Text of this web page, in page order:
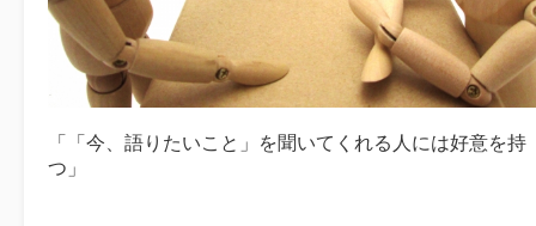
「「今、語りたいこと」を聞いてくれる人には好意を持
つ」